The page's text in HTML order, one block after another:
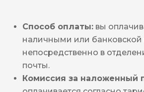
Способ оплаты: вы
наличными или банковской
непосредственно в
почты.
Комиссия за наложенный